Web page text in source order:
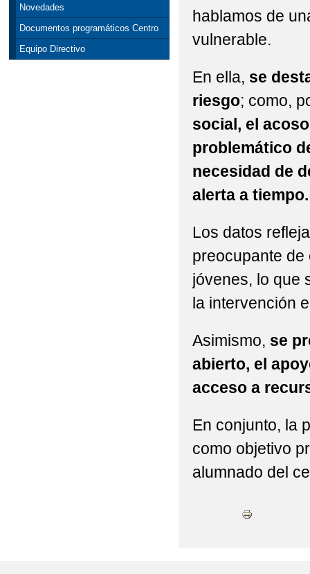
Novedades
Documentos programáticos Centro
Equipo Directivo
hablamos de
vulnerable.
En ella, se
riesgo; como,
social, el
problemático
necesidad de
alerta a tiempo.
Los datos
preocupante
jóvenes, lo que
la intervención
Asimismo, se
abierto, el
acceso a
En conjunto, la
como objetivo
alumnado del